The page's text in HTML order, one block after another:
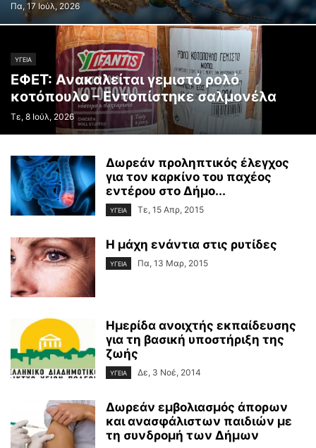
Πα, 17 Ιούλ, 2026
ΥΓΕΙΑ
ΕΦΕΤ: Ανακαλείται γεμιστό ρολό
κοτόπουλο – Εντοπίστηκε σαλμονέλα
Τε, 8 Ιούλ, 2026
Δωρεάν προληπτικός έλεγχος
για τον καρκίνο του παχέος
εντέρου στο Δήμο...
ΥΓΕΙΑ Τε, 15 Απρ, 2015
Η μάχη ενάντια στις ρυτίδες
ΥΓΕΙΑ Πα, 13 Μαρ, 2015
Ημερίδα ανοιχτής εκπαίδευσης
για τη βασική υποστήριξη της
ζωής
ΥΓΕΙΑ Δε, 3 Νοέ, 2014
Δωρεάν εμβολιασμός άπορων
και ανασφάλιστων παιδιών με
τη συνδρομή των Δήμων